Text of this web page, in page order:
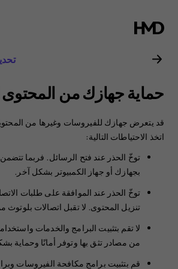
دليل
مستخدم
Nokia
3310
3G
حماية جهازك من المحتوى
قد يتعرض جهازك للفيروسات وغيرها من
‏‫اتخذ الاحتياطات التالية:
توخّ الحذر عند فتح الرسائل. ‏‫فربما
بجهازك أو جهاز الكمبيوتر بشكل آخر.‬
توخّ الحذر عند الموافقة على طلبات
تنزيل المحتوى. لا تقبل اتصالات بلوتوث
لا تقم بتثبيت البرامج والخدمات
من مصادر تثق بها وتوفر أمانًا وحماية
قم بتثبيت برامج مكافحة الفيروسات